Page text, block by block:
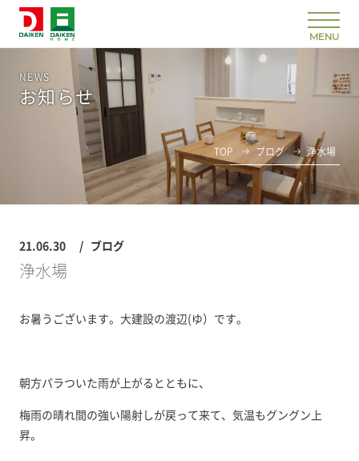
NEWS
お知らせ
TOP ブログ 浄水場
21.06.30 ブログ
浄水場
お暑うございます。大建設の渡辺(ゆ）です。
朝方パラついた雨が上がるとともに、
梅雨の晴れ間の強い陽射しが戻って来て、気温もグングン上
昇。